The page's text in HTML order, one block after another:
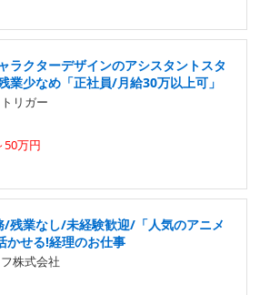
ラクターデザインのアシスタントスタ
業少なめ「正社員/月給30万以上可」
リガー
50万円
/残業なし/未経験歓迎/「人気のアニメ
かせる!経理のお仕事
株式会社